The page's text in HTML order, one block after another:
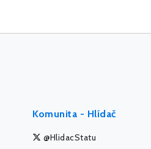
Komunita - Hlídač
@HlidacStatu